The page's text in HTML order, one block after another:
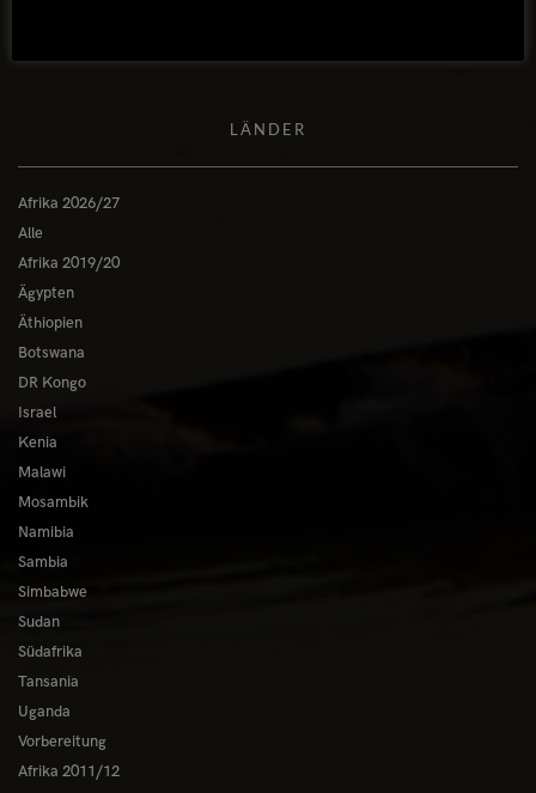
LÄNDER
Afrika 2026/27
Alle
Afrika 2019/20
Ägypten
Äthiopien
Botswana
DR Kongo
Israel
Kenia
Malawi
Mosambik
Namibia
Sambia
Simbabwe
Sudan
Südafrika
Tansania
Uganda
Vorbereitung
Afrika 2011/12